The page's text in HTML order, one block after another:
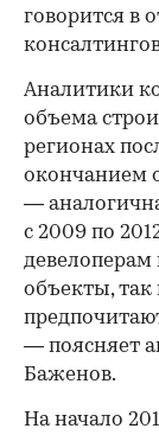
говорится в
Аналитики
объема
регионах
окончанием
—
с 2009 по
девелоперам
объекты,
— поясняет
Баженов.
На начало